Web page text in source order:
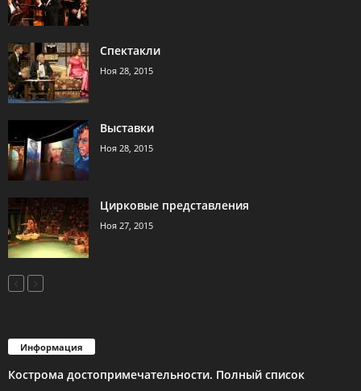
Спектакли
Ноя 28, 2015
Выставки
Ноя 28, 2015
Цирковые представления
Ноя 27, 2015
Информация
Кострома достопримечательности. Полный список